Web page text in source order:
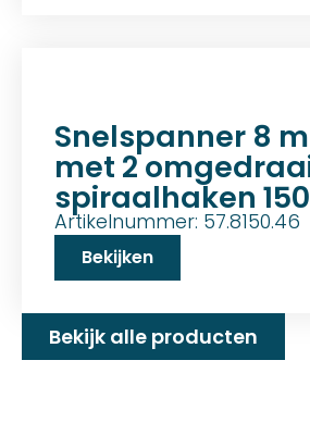
Snelspanner 8
met 2
spiraalhaken
Artikelnummer: 57.8150.46
Bekijken
Bekijk alle producten